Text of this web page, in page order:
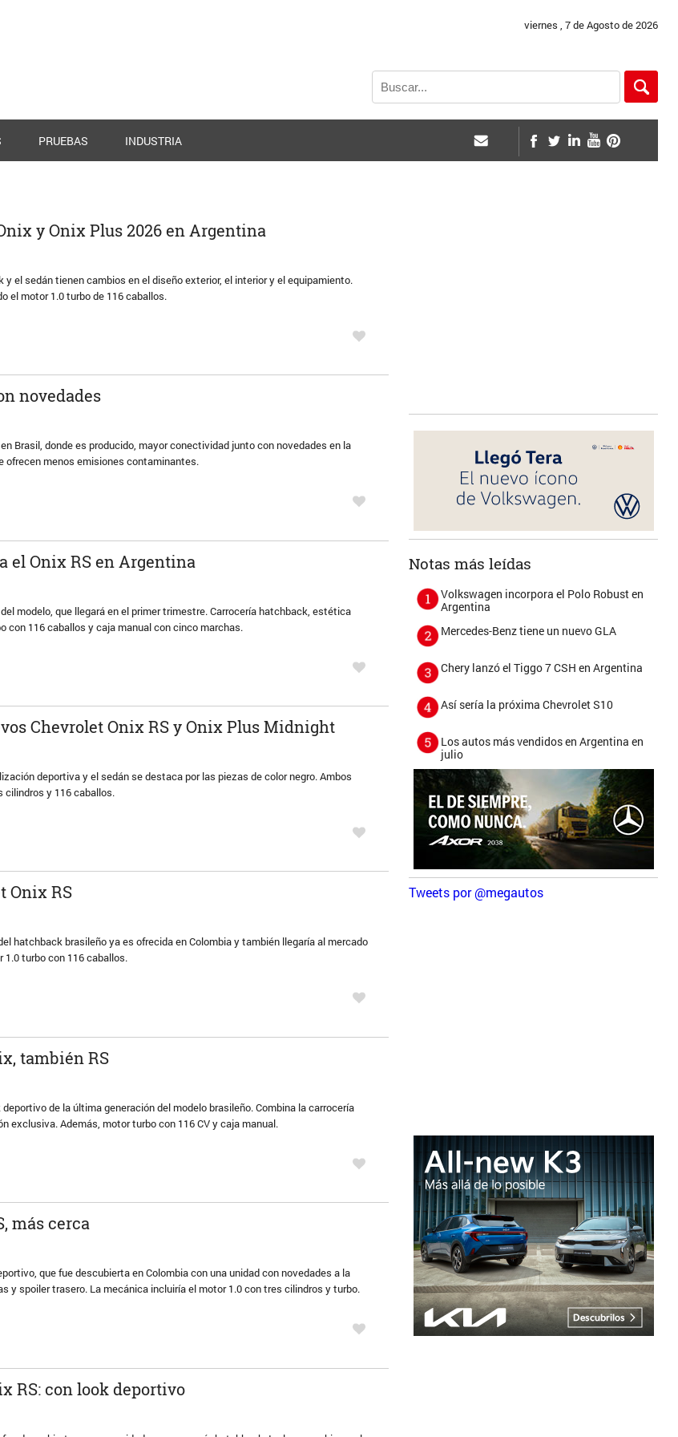
viernes , 7 de Agosto de 2026
PRUEBAS INDUSTRIA
y Onix Plus 2026 en Argentina
y el sedán tienen cambios en el diseño exterior, el interior y el equipamiento.
el motor 1.0 turbo de 116 caballos.
novedades
Brasil, donde es producido, mayor conectividad junto con novedades en la
ofrecen menos emisiones contaminantes.
el Onix RS en Argentina
modelo, que llegará en el primer trimestre. Carrocería hatchback, estética
con 116 caballos y caja manual con cinco marchas.
Chevrolet Onix RS y Onix Plus Midnight
deportiva y el sedán se destaca por las piezas de color negro. Ambos
cilindros y 116 caballos.
Onix RS
hatchback brasileño ya es ofrecida en Colombia y también llegaría al mercado
1.0 turbo con 116 caballos.
también RS
de la última generación del modelo brasileño. Combina la carrocería
exclusiva. Además, motor turbo con 116 CV y caja manual.
más cerca
que fue descubierta en Colombia con una unidad con novedades a la
y spoiler trasero. La mecánica incluiría el motor 1.0 con tres cilindros y turbo.
RS: con look deportivo
Notas más leídas
Volkswagen incorpora el Polo Robust en
Argentina
Mercedes-Benz tiene un nuevo GLA
Chery lanzó el Tiggo 7 CSH en Argentina
Así sería la próxima Chevrolet S10
Los autos más vendidos en Argentina en
julio
Tweets por @megautos